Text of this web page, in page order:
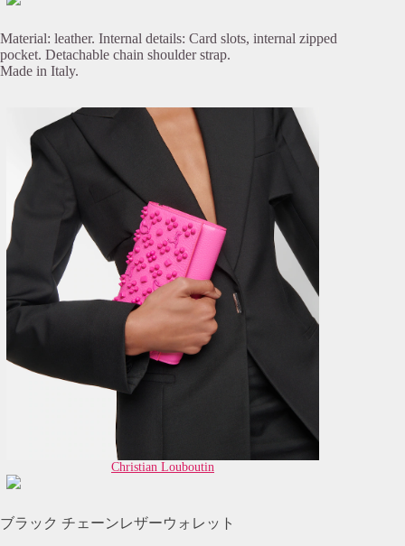
Material: leather. Internal details: Card slots, internal zipped
pocket. Detachable chain shoulder strap.
Made in Italy.
Christian Louboutin
ブラック チェーンレザーウォレット